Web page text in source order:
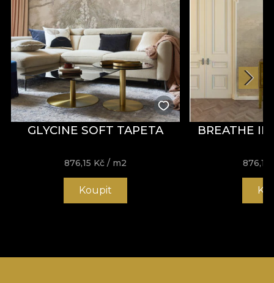
GLYCINE SOFT TAPETA
876,15 Kč / m2
Koupit
BREATHE
876,15